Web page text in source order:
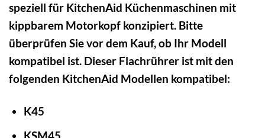
speziell für KitchenAid Küchenmaschinen mit
kippbarem Motorkopf konzipiert. Bitte
überprüfen Sie vor dem Kauf, ob Ihr Modell
kompatibel ist. Dieser Flachrührer ist mit den
folgenden KitchenAid Modellen kompatibel:
K45